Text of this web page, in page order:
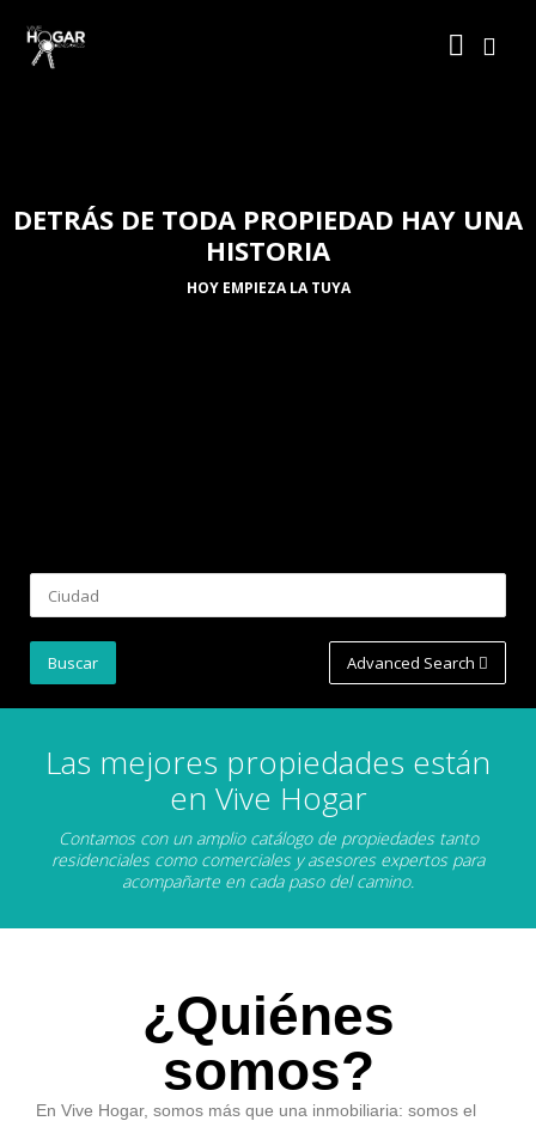
DETRÁS DE TODA PROPIEDAD HAY UNA
HISTORIA
HOY EMPIEZA LA TUYA
Advanced Search
Las mejores propiedades están
en Vive Hogar
Contamos con un amplio catálogo de propiedades tanto
residenciales como comerciales y asesores expertos para
acompañarte en cada paso del camino.
¿Quiénes
somos?
En Vive Hogar, somos más que una inmobiliaria: somos el